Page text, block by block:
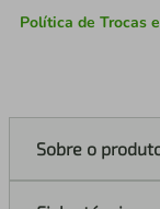
Política de Trocas
Sobre o